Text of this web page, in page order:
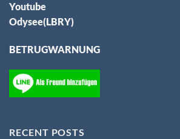
Youtube
Odysee(LBRY)
BETRUGWARNUNG
RECENT POSTS